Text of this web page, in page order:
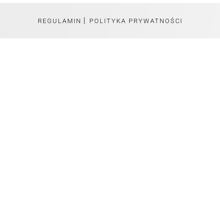
REGULAMIN | POLITYKA PRYWATNOŚCI